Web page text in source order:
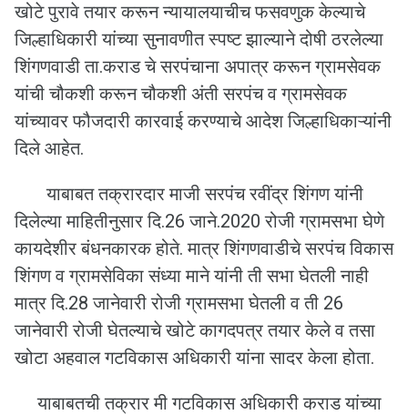
खोटे पुरावे तयार करून न्यायालयाचीच फसवणुक केल्याचे
जिल्हाधिकारी यांच्या सुनावणीत स्पष्ट झाल्याने दोषी ठरलेल्या
शिंगणवाडी ता.कराड चे सरपंचाना अपात्र करून ग्रामसेवक
यांची चौकशी करून चौकशी अंती सरपंच व ग्रामसेवक
यांच्यावर फौजदारी कारवाई करण्याचे आदेश जिल्हाधिकाऱ्यांनी
दिले आहेत.
याबाबत तक्रारदार माजी सरपंच रवींद्र शिंगण यांनी
दिलेल्या माहितीनुसार दि.26 जाने.2020 रोजी ग्रामसभा घेणे
कायदेशीर बंधनकारक होते. मात्र शिंगणवाडीचे सरपंच विकास
शिंगण व ग्रामसेविका संध्या माने यांनी ती सभा घेतली नाही
मात्र दि.28 जानेवारी रोजी ग्रामसभा घेतली व ती 26
जानेवारी रोजी घेतल्याचे खोटे कागदपत्र तयार केले व तसा
खोटा अहवाल गटविकास अधिकारी यांना सादर केला होता.
याबाबतची तक्रार मी गटविकास अधिकारी कराड यांच्या